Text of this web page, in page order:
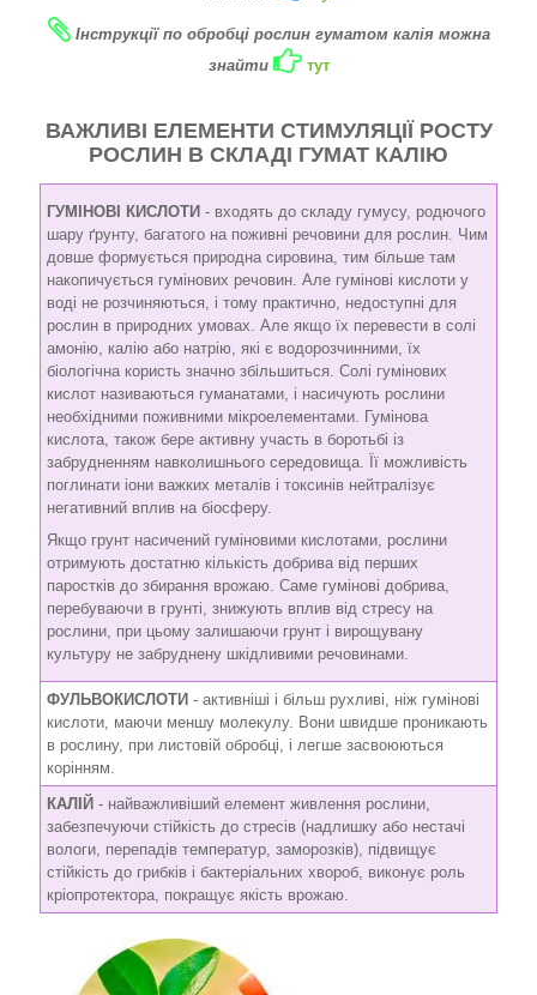
Інструкції по обробці рослин гуматом калія можна
знайти
тут
ВАЖЛИВІ ЕЛЕМЕНТИ СТИМУЛЯЦІЇ РОСТУ
РОСЛИН В СКЛАДІ ГУМАТ КАЛІЮ
ГУМІНОВІ КИСЛОТИ - входять до складу гумусу, родючого
шару ґрунту, багатого на поживні речовини для рослин. Чим
довше формується природна сировина, тим більше там
накопичується гумінових речовин. Але гумінові кислоти у
воді не розчиняються, і тому практично, недоступні для
рослин в природних умовах. Але якщо їх перевести в солі
амонію, калію або натрію, які є водорозчинними, їх
біологічна користь значно збільшиться. Солі гумінових
кислот називаються гуманатами, і насичують рослини
необхідними поживними мікроелементами. Гумінова
кислота, також бере активну участь в боротьбі із
забрудненням навколишнього середовища. Її можливість
поглинати іони важких металів і токсинів нейтралізує
негативний вплив на біосферу.
Якщо грунт насичений гуміновими кислотами, рослини
отримують достатню кількість добрива від перших
паростків до збирання врожаю. Саме гумінові добрива,
перебуваючи в грунті, знижують вплив від стресу на
рослини, при цьому залишаючи грунт і вирощувану
культуру не забруднену шкідливими речовинами.
ФУЛЬВОКИСЛОТИ - активніші і більш рухливі, ніж гумінові
кислоти, маючи меншу молекулу. Вони швидше проникають
в рослину, при листовій обробці, і легше засвоюються
корінням.
КАЛІЙ - найважливіший елемент живлення рослини,
забезпечуючи стійкість до стресів (надлишку або нестачі
вологи, перепадів температур, заморозків), підвищує
стійкість до грибків і бактеріальних хвороб, виконує роль
кріопротектора, покращує якість врожаю.